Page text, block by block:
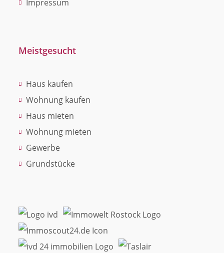
Impressum
Meistgesucht
Haus kaufen
Wohnung kaufen
Haus mieten
Wohnung mieten
Gewerbe
Grundstücke